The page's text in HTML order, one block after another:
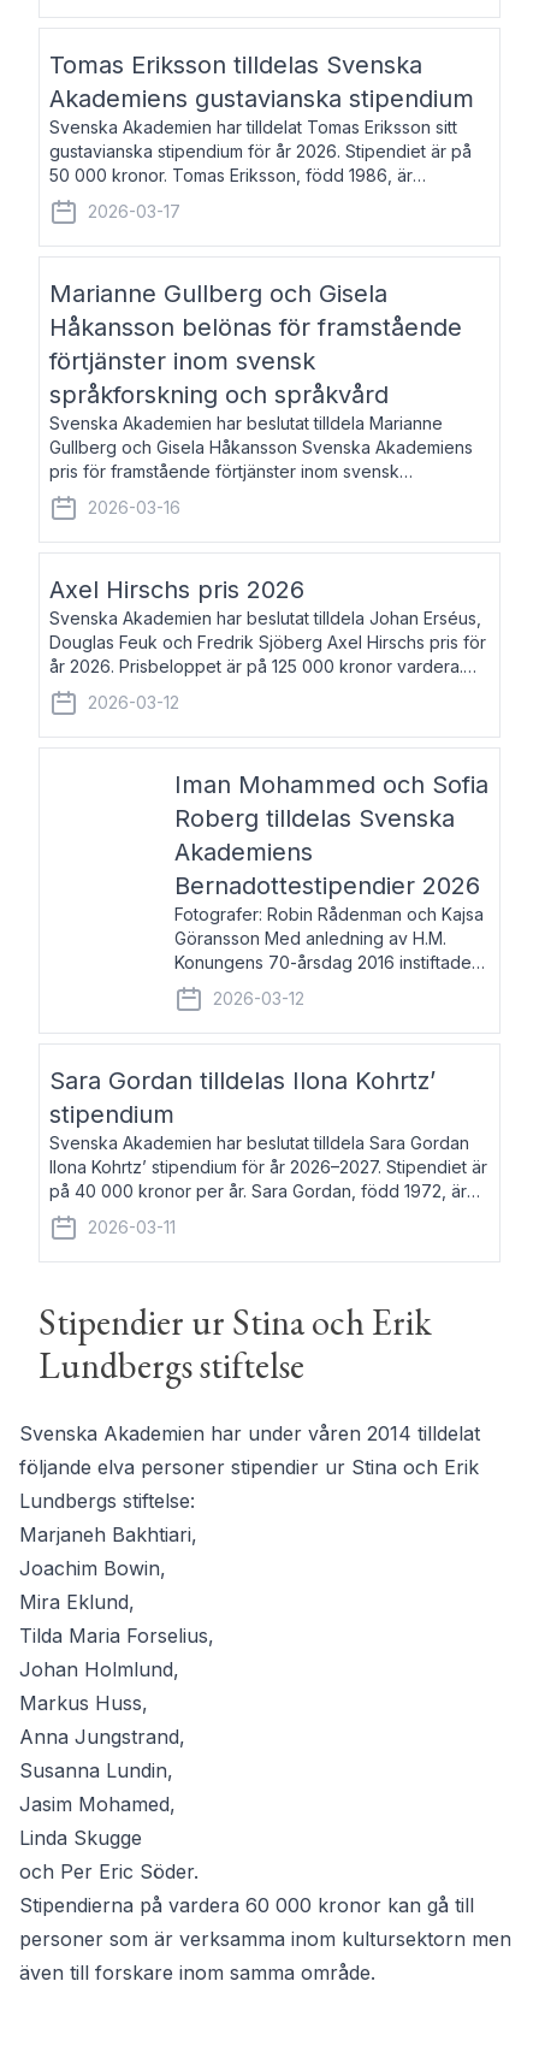
Tomas Eriksson tilldelas Svenska
Akademiens gustavianska stipendium
Svenska Akademien har tilldelat Tomas Eriksson sitt
gustavianska stipendium för år 2026. Stipendiet är på
50 000 kronor. Tomas Eriksson, född 1986, är
projektledare inom marknadsföring och författare och
utkom i fjol med boken Syndabocken.
2026-03-17
Marianne Gullberg och Gisela
Håkansson belönas för framstående
förtjänster inom svensk
språkforskning och språkvård
Svenska Akademien har beslutat tilldela Marianne
Gullberg och Gisela Håkansson Svenska Akademiens
pris för framstående förtjänster inom svensk
språkforskning och språkvård till minne av Carl Gabriel
och Karin Forsberg för år 2026. Prissumma
2026-03-16
Axel Hirschs pris 2026
Svenska Akademien har beslutat tilldela Johan Erséus,
Douglas Feuk och Fredrik Sjöberg Axel Hirschs pris för
år 2026. Prisbeloppet är på 125 000 kronor vardera.
Johan Erséus, född 1959, är fackboksförfattare och
journalist med mångårigt för
2026-03-12
Iman Mohammed och Sofia
Roberg tilldelas Svenska
Akademiens
Bernadottestipendier 2026
Fotografer: Robin Rådenman och Kajsa
Göransson Med anledning av H.M.
Konungens 70-årsdag 2016 instiftade
fem av de kungliga akademierna det så
kallade Bernadotteprogrammet med
syfte att genom stipendier erbjuda stöd
2026-03-12
Sara Gordan tilldelas Ilona Kohrtz’
stipendium
Svenska Akademien har beslutat tilldela Sara Gordan
Ilona Kohrtz’ stipendium för år 2026–2027. Stipendiet är
på 40 000 kronor per år. Sara Gordan, född 1972, är
författare och översättare. Hon debuterade 2006 med
det prosalyriska verket En
2026-03-11
Stipendier ur Stina och Erik
Lundbergs stiftelse
Svenska Akademien har under våren 2014 tilldelat
följande elva personer stipendier ur Stina och Erik
Lundbergs stiftelse:
Marjaneh Bakhtiari,
Joachim Bowin,
Mira Eklund,
Tilda Maria Forselius,
Johan Holmlund,
Markus Huss,
Anna Jungstrand,
Susanna Lundin,
Jasim Mohamed,
Linda Skugge
och Per Eric Söder.
Stipendierna på vardera 60 000 kronor kan gå till
personer som är verksamma inom kultursektorn men
även till forskare inom samma område.